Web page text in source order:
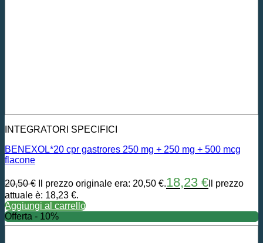
INTEGRATORI SPECIFICI
BENEXOL*20 cpr gastrores 250 mg + 250 mg + 500 mcg
flacone
20,50€ Il prezzo originale era: 20,50 €.18,23 € Il prezzo
attuale è: 18,23 €.
Aggiungi al carrello
Offerta - 10%